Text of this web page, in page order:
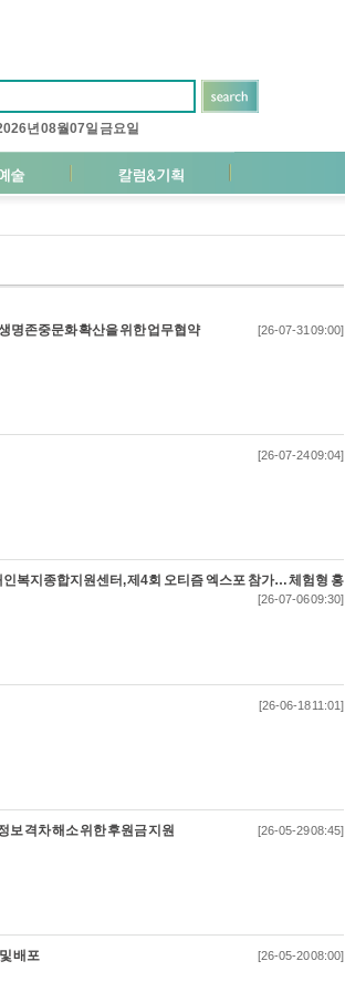
년 08월 07일 금요일
명존중문화 확산을 위한 업무협약 [26-07-31 09:00]
[26-07-24 09:04]
복지종합지원센터, 제4회 오티즘 엑스포 참가… 체험형 홍
[26-07-06 09:30]
[26-06-18 11:01]
격차 해소 위한 후원금 지원 [26-05-29 08:45]
배포 [26-05-20 08:00]